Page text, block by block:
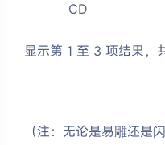
CD
显示第 1 至 3 项结果，
（注：无论是易雕还是